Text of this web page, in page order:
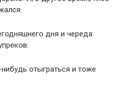
дня и череда
отыграться и тоже